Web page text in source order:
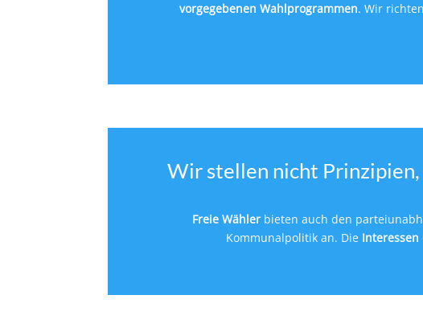
vorgegebenen Wahlprogrammen. Wir
Wir stellen nicht
Freie Wähler bieten auch den
Kommunalpolitik an. Die Interessen